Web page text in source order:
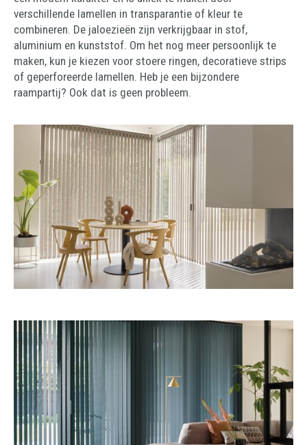
verschillende lamellen in transparantie of kleur te
combineren. De jaloezieën zijn verkrijgbaar in stof,
aluminium en kunststof. Om het nog meer persoonlijk te
maken, kun je kiezen voor stoere ringen, decoratieve strips
of geperforeerde lamellen. Heb je een bijzondere
raampartij? Ook dat is geen probleem.